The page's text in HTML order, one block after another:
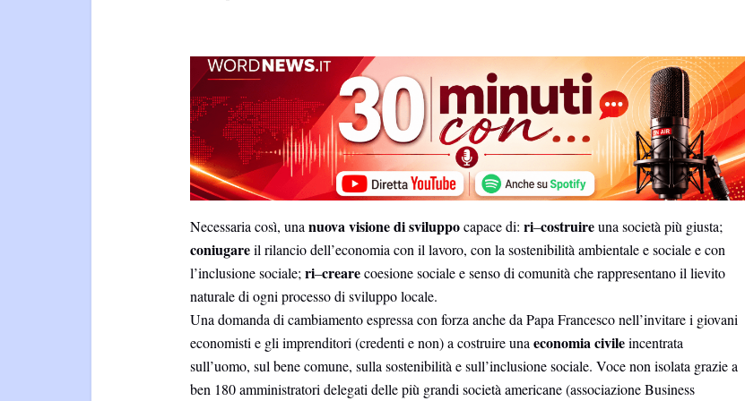
Necessaria così, una nuova visione di sviluppocapace di: ri–costruireuna società più giusta;
coniugareil rilancio dell’economia con il lavoro, con la sostenibilità ambientale e sociale e con
l’inclusione sociale; ri–crearecoesione sociale e senso di comunità che rappresentano il lievito
naturale di ogni processo di sviluppo locale.
Una domanda di cambiamento espressa con forza anche da Papa Francesco nell’invitare i giovani
economisti e gli imprenditori (credenti e non) a costruire una economia civileincentrata
sull’uomo, sul bene comune, sulla sostenibilità e sull’inclusione sociale. Voce non isolata grazie a
ben 180 amministratori delegati delle più grandi società americane (associazione Business